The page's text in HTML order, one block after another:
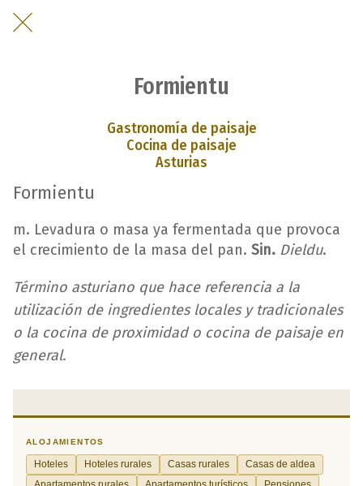
Formientu
Gastronomía de paisaje
Cocina de paisaje
Asturias
Formientu
m. Levadura o masa ya fermentada que provoca
el crecimiento de la masa del pan. Sin. Dieldu.
Término asturiano que hace referencia a la
utilización de ingredientes locales y tradicionales
o la cocina de proximidad o cocina de paisaje en
general.